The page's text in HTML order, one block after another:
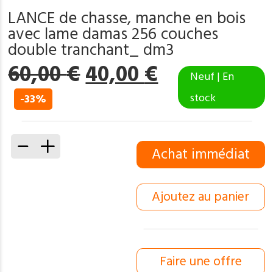
LANCE de chasse, manche en bois
avec lame damas 256 couches
double tranchant_ dm3
60,00€Le
initial
était :
60,00 €.
40,00€Le
prix
actuel
est :
40,00 €.
-33%
Neuf | En
stock
quantité
Achat immédiat
Ajoutez au panier
Faire une offre